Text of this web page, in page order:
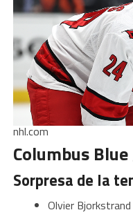
nhl.com
Columbus
Sorpresa de la
Olvier Bjorkstrand